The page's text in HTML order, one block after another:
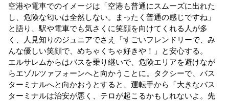
空港や電車でのイメージは「空港も普通にスムーズに出れた
し、危険な匂いは全然しない。まったく普通の感じですね」
と語り、駅や電車でも気さくに笑顔を向けてくれる人が多
く、人見知りのジュニアでさえ「すごいフレンドリーで、み
んな優しい笑顔で、めちゃくちゃ好きや！」と安心する。
エルサレムからはバスを乗り継いで、危険エリアを避けなが
らエゾルツァフォーンへと向かうことに。タクシーで、バス
ターミナルへと向かおうとすると、運転手から「大きなバス
ターミナルは治安が悪く、テロが起こるかもしれないよ。先